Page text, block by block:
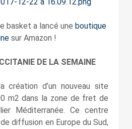
basket a lancé une boutique
sur Amazon !
DE LA SEMAINE
création d’un nouveau site
m2 dans la zone de fret de
Méditerranée. Ce centre
diffusion en Europe du Sud,